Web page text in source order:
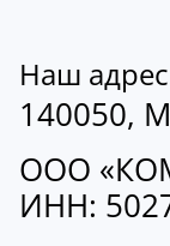
Наш
140050,
ООО
ИНН: